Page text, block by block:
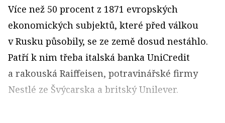
Více než 50 procent z 1871 evropských
ekonomických subjektů, které před válkou
v Rusku působily, se ze země dosud nestáhlo.
Patří k nim třeba italská banka UniCredit
a rakouská Raiffeisen, potravinářské firmy
Nestlé ze Švýcarska a britský Unilever.